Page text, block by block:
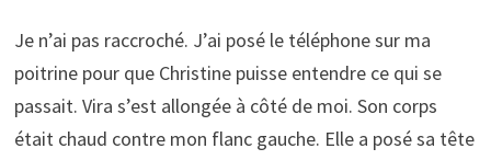
Je n’ai pas raccroché. J’ai posé le téléphone sur ma
poitrine pour que Christine puisse entendre ce qui se
passait. Vira s’est allongée à côté de moi. Son corps
était chaud contre mon flanc gauche. Elle a posé sa tête